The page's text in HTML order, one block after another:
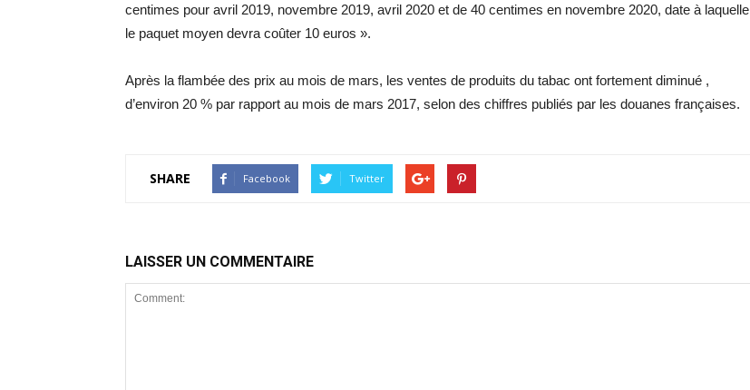
centimes pour avril 2019, novembre 2019, avril 2020 et de 40 centimes en novembre 2020, date à laquelle
le paquet moyen devra coûter 10 euros ».
Après la flambée des prix au mois de mars, les ventes de produits du tabac ont fortement diminué ,
d’environ 20 % par rapport au mois de mars 2017, selon des chiffres publiés par les douanes françaises.
SHARE Facebook Twitter
LAISSER UN COMMENTAIRE